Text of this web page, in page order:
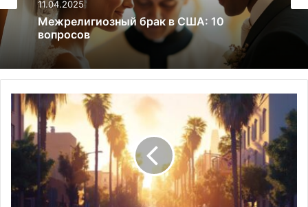
06.02.2025
Халяль это: 14 ключевых аспектов
исламского образа жизни
Жизнь
в
Кремниевой
долине:
уникальных
особенностей